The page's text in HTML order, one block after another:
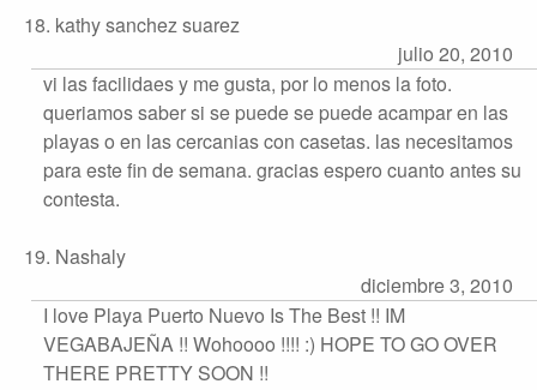
18. kathy sanchez suarez
julio 20, 2010
vi las facilidaes y me gusta, por lo menos la foto.
queriamos saber si se puede se puede acampar en las
playas o en las cercanias con casetas. las necesitamos
para este fin de semana. gracias espero cuanto antes su
contesta.
19. Nashaly
diciembre 3, 2010
I love Playa Puerto Nuevo Is The Best !! IM
VEGABAJEÑA !! Wohoooo !!!! :) HOPE TO GO OVER
THERE PRETTY SOON !!